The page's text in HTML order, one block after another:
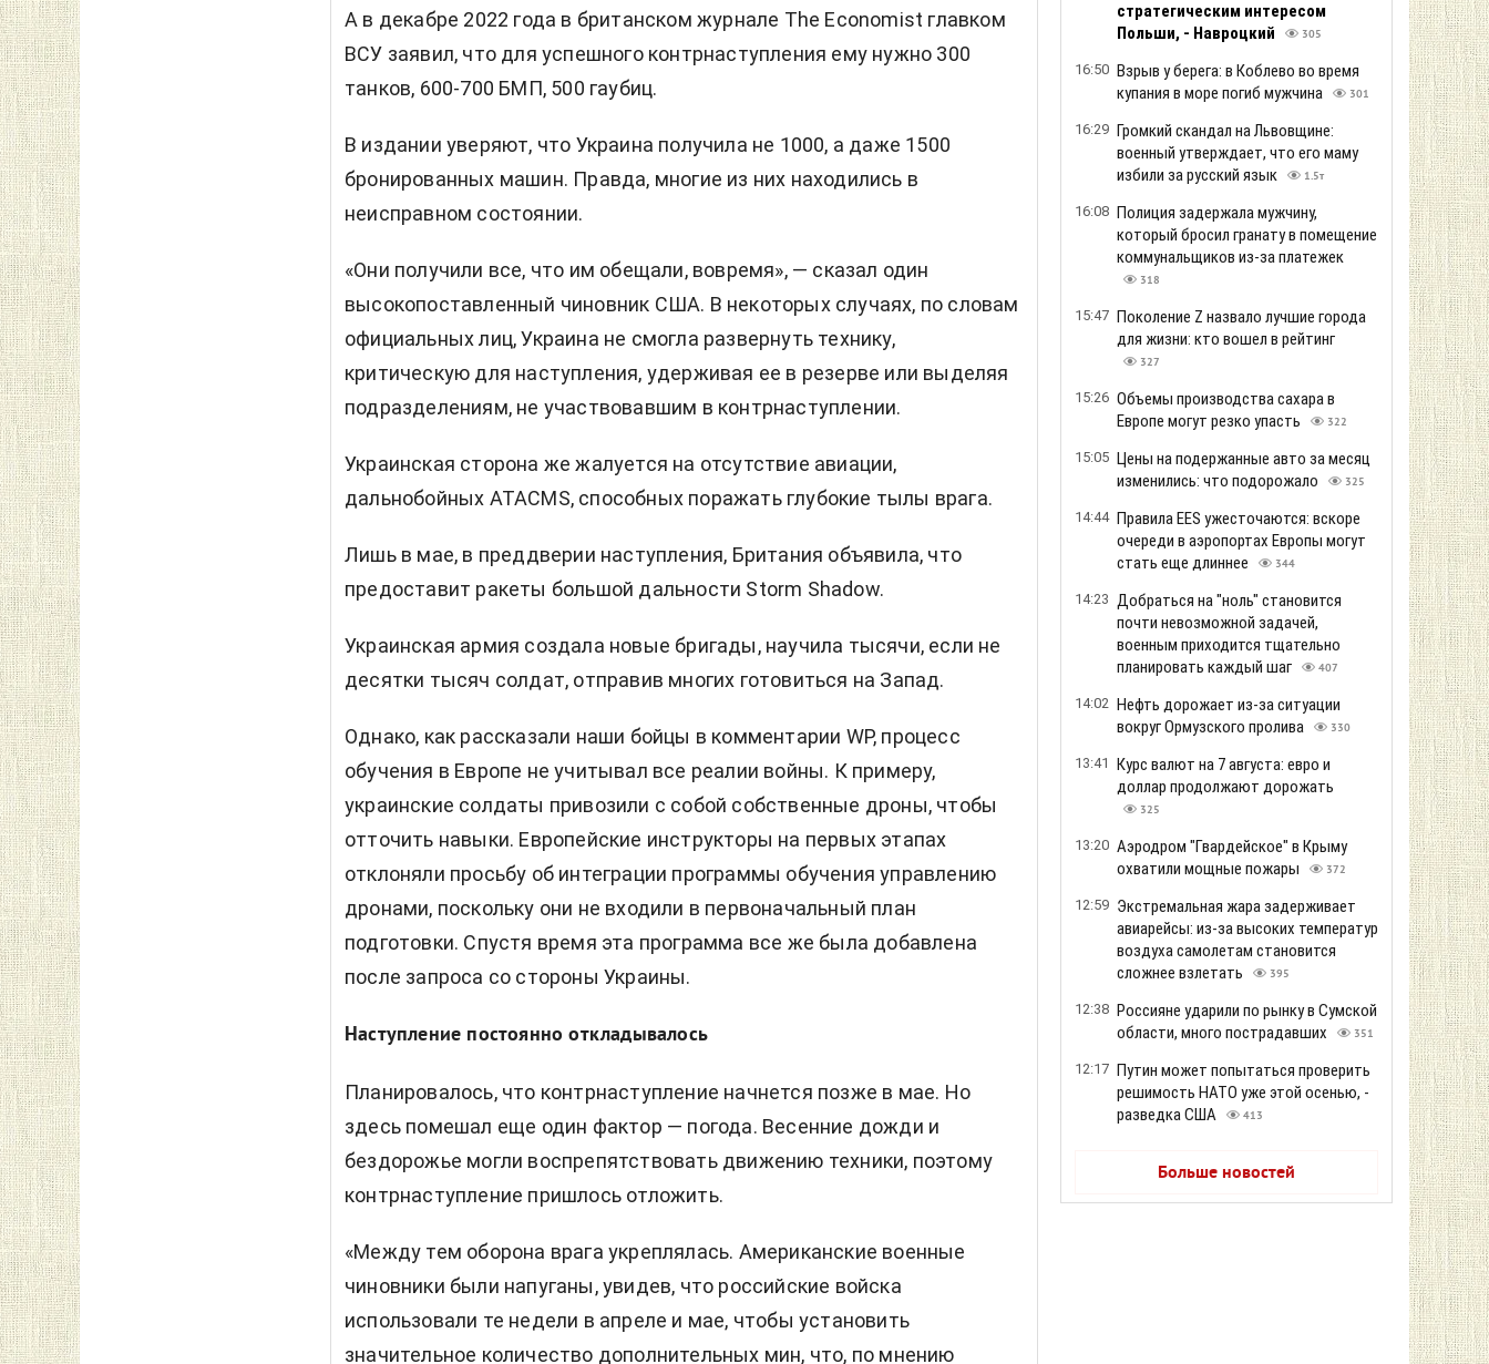
А в декабре 2022 года в британском журнале The Economist главком
ВСУ заявил, что для успешного контрнаступления ему нужно 300
танков, 600-700 БМП, 500 гаубиц.
В издании уверяют, что Украина получила не 1000, а даже 1500
бронированных машин. Правда, многие из них находились в
неисправном состоянии.
«Они получили все, что им обещали, вовремя», — сказал один
высокопоставленный чиновник США. В некоторых случаях, по словам
официальных лиц, Украина не смогла развернуть технику,
критическую для наступления, удерживая ее в резерве или выделяя
подразделениям, не участвовавшим в контрнаступлении.
Украинская сторона же жалуется на отсутствие авиации,
дальнобойных ATACMS, способных поражать глубокие тылы врага.
Лишь в мае, в преддверии наступления, Британия объявила, что
предоставит ракеты большой дальности Storm Shadow.
Украинская армия создала новые бригады, научила тысячи, если не
десятки тысяч солдат, отправив многих готовиться на Запад.
Однако, как рассказали наши бойцы в комментарии WP, процесс
обучения в Европе не учитывал все реалии войны. К примеру,
украинские солдаты привозили с собой собственные дроны, чтобы
отточить навыки. Европейские инструкторы на первых этапах
отклоняли просьбу об интеграции программы обучения управлению
дронами, поскольку они не входили в первоначальный план
подготовки. Спустя время эта программа все же была добавлена
после запроса со стороны Украины.
Наступление постоянно откладывалось
Планировалось, что контрнаступление начнется позже в мае. Но
здесь помешал еще один фактор — погода. Весенние дожди и
бездорожье могли воспрепятствовать движению техники, поэтому
контрнаступление пришлось отложить.
«Между тем оборона врага укреплялась. Американские военные
чиновники были напуганы, увидев, что российские войска
использовали те недели в апреле и мае, чтобы установить
значительное количество дополнительных мин, что, по мнению
стратегическим интересом
Польши, - Навроцкий
305
16:50 Взрыв у берега: в Коблево во время
купания в море погиб мужчина
301
16:29 Громкий скандал на Львовщине:
военный утверждает, что его маму
избили за русский язык
1.5т
16:08 Полиция задержала мужчину,
который бросил гранату в помещение
коммунальщиков из-за платежек
318
15:47 Поколение Z назвало лучшие города
для жизни: кто вошел в рейтинг
327
15:26 Объемы производства сахара в
Европе могут резко упасть
322
15:05 Цены на подержанные авто за месяц
изменились: что подорожало
325
14:44 Правила EES ужесточаются: вскоре
очереди в аэропортах Европы могут
стать еще длиннее
344
14:23 Добраться на "ноль" становится
почти невозможной задачей,
военным приходится тщательно
планировать каждый шаг
407
14:02 Нефть дорожает из-за ситуации
вокруг Ормузского пролива
330
13:41 Курс валют на 7 августа: евро и
доллар продолжают дорожать
325
13:20 Аэродром "Гвардейское" в Крыму
охватили мощные пожары
372
12:59 Экстремальная жара задерживает
авиарейсы: из-за высоких температур
воздуха самолетам становится
сложнее взлетать
395
12:38 Россияне ударили по рынку в Сумской
области, много пострадавших
351
12:17 Путин может попытаться проверить
решимость НАТО уже этой осенью, -
разведка США
413
Больше новостей